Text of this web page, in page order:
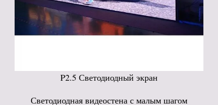
P2.5 Светодиодный экран
Светодиодная видеостена с малым шагом